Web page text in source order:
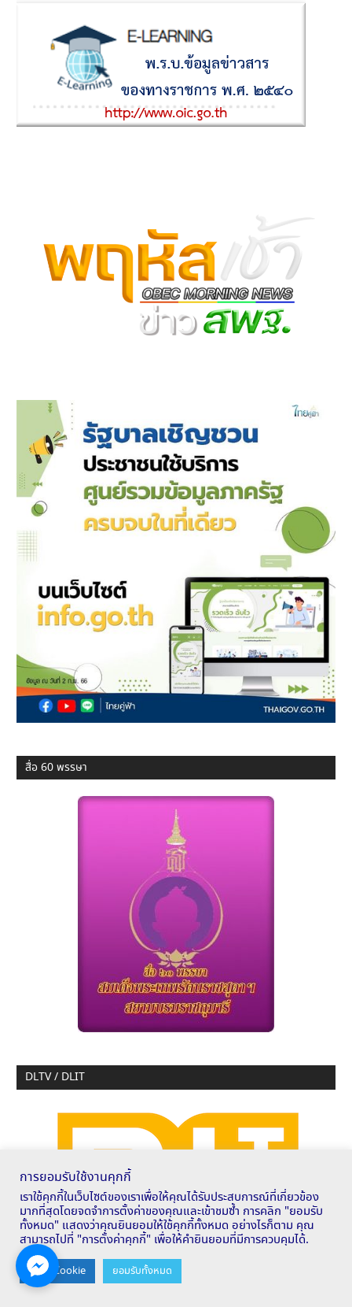
สื่อ 60 พรรษา
DLTV / DLIT
การยอมรับใช้งานคุกกี้
เราใช้คุกกี้ในเว็บไซต์ของเราเพื่อให้คุณได้รับประสบการณ์ที่เกี่ยวข้อง
มากที่สุดโดยจดจำการตั้งค่าของคุณและเข้าชมซ้ำ การคลิก "ยอมรับ
ทั้งหมด" แสดงว่าคุณยินยอมให้ใช้คุกกี้ทั้งหมด อย่างไรก็ตาม คุณ
สามารถไปที่ "การตั้งค่าคุกกี้" เพื่อให้คำยินยอมที่มีการควบคุมได้.
ตั้งค่า Cookie ยอมรับทั้งหมด